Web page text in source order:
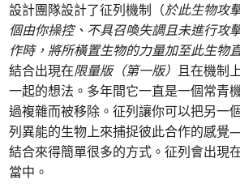
設計團隊設計了征列機制（於此生物攻
個由你操控、不具召喚失調且未進行攻
作時，將所橫置生物的力量加至此生物
結合出現在限量版（第一版） 且在機制
一起的想法。多年間它一直是一個常青
過複雜而被移除。征列讓你可以把另一
列異能的生物上來捕捉彼此合作的感覺
結合來得簡單很多的方式。征列會出現
當中。